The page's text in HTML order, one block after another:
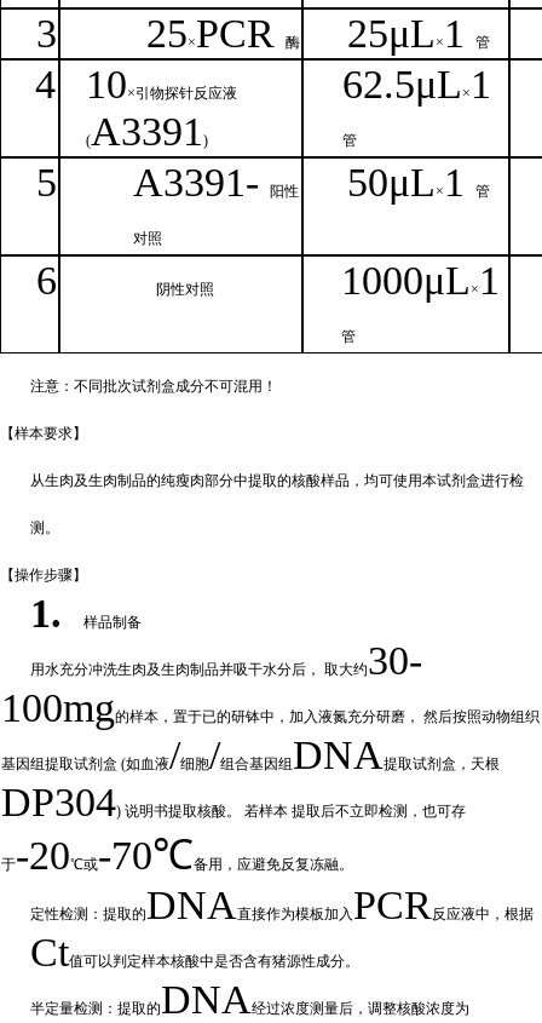
3 25×PCR 酶 25μL × 1 管
4 10×引物探针反应液
(A3391)
62.5μL × 1
管
5 A3391- 阳性
对照
50μL × 1管
6 阴性对照 1000μL × 1
管
注意：不同批次试剂盒成分不可混用！
【样本要求】
从生肉及生肉制品的纯瘦肉部分中提取的核酸样品，均可使用本试剂盒进行检
测。
【操作步骤】
1. 样品制备
用水充分冲洗生肉及生肉制品并吸干水分后， 取大约30-
100mg的样本，置于已的研钵中，加入液氮充分研磨， 然后按照动物组织
基因组提取试剂盒 (如血液/细胞/组合基因组 DNA提取试剂盒，天根
DP304) 说明书提取核酸。 若样本 提取后不立即检测，也可存
于-20℃或-70℃备用，应避免反复冻融。
定性检测：提取的DNA直接作为模板加入 PCR反应液中，根据
Ct值可以判定样本核酸中是否含有猪源性成分。
半定量检测：提取的DNA经过浓度测量后，调整核酸浓度为